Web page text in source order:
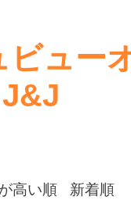
ビュー
J&J
高い順 新着順